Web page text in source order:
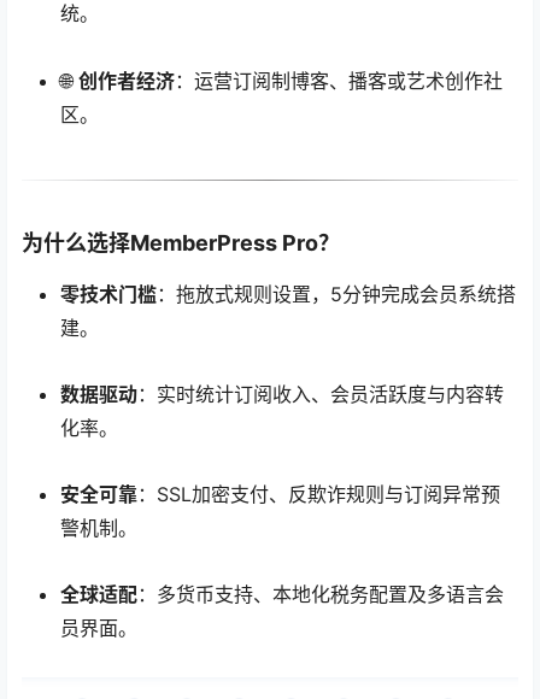
统。
🌐创作者经济：运营订阅制博客、播客或艺术创作社
区。
为什么选择MemberPress Pro？
零技术门槛：拖放式规则设置，5分钟完成会员系统搭
建。
数据驱动：实时统计订阅收入、会员活跃度与内容转
化率。
安全可靠 ：SSL加密支付、反欺诈规则与订阅异常预
警机制。
全球适配：多货币支持、本地化税务配置及多语言会
员界面。